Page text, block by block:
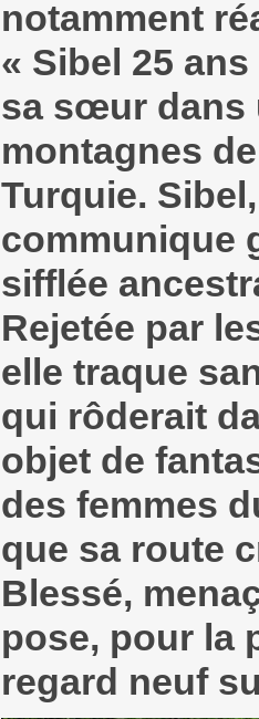
notamment
« Sibel 25
sa sœur dans
montagnes
Turquie.
communique
sifflée
Rejetée par
elle traque
qui rôderait
objet de
des femmes
que sa route
Blessé,
pose, pour la
regard neuf